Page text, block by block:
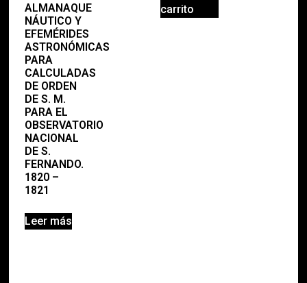
ALMANAQUE
NÁUTICO Y
EFEMÉRIDES
ASTRONÓMICAS
PARA
CALCULADAS
DE ORDEN
DE S. M.
PARA EL
OBSERVATORIO
NACIONAL
DE S.
FERNANDO.
1820 –
1821
Leer más
carrito